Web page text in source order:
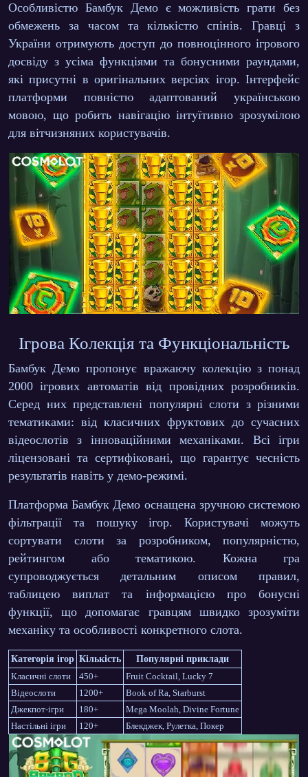
Особливістю Бамбук Демо є можливість грати без
обмежень за часом та кількістю спінів. Гравці з
України отримують доступ до повноцінного ігрового
досвіду з усіма функціями та бонусними раундами,
які присутні в оригінальних версіях ігор. Інтерфейс
платформи повністю адаптований українською
мовою, що робить навігацію інтуїтивно зрозумілою
для вітчизняних користувачів.
Ігрова Колекція та Функціональність
Бамбук Демо пропонує вражаючу колекцію з понад
2000 ігрових автоматів від провідних розробників.
Серед них представлені популярні слоти з різними
тематиками: від класичних фруктових до сучасних
відеослотів з інноваційними механіками. Всі ігри
ліцензовані та сертифіковані, що гарантує чесність
результатів навіть у демо-режимі.
Платформа Бамбук Демо оснащена зручною системою
фільтрації та пошуку ігор. Користувачі можуть
сортувати слоти за розробником, популярністю,
рейтингом або тематикою. Кожна гра
супроводжується детальним описом правил,
таблицею виплат та інформацією про бонусні
функції, що допомагає гравцям швидко зрозуміти
механіку та особливості конкретного слота.
Категорія ігор Кількість Популярні приклади
Класичні слоти 450+
Fruit Cocktail, Lucky 7
Відеослоти
1200+
Book of Ra, Starburst
Джекпот-ігри
180+
Mega Moolah, Divine Fortune
Настільні ігри
120+ Блекджек, Рулетка, Покер